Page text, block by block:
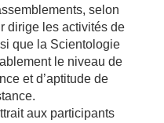
selon
dirige les activités de
que la Scientologie
le niveau de
et d’aptitude de
aux participants